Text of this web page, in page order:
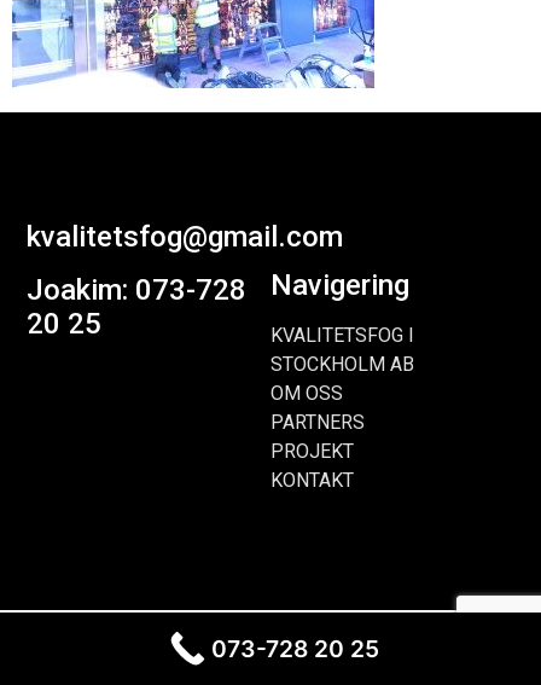
kvalitetsfog@gmail.com
Joakim: 073-728
20 25
Navigering
KVALITETSFOG I
STOCKHOLM AB
OM OSS
PARTNERS
PROJEKT
KONTAKT
Design avWebolia.se
073-728 20 25